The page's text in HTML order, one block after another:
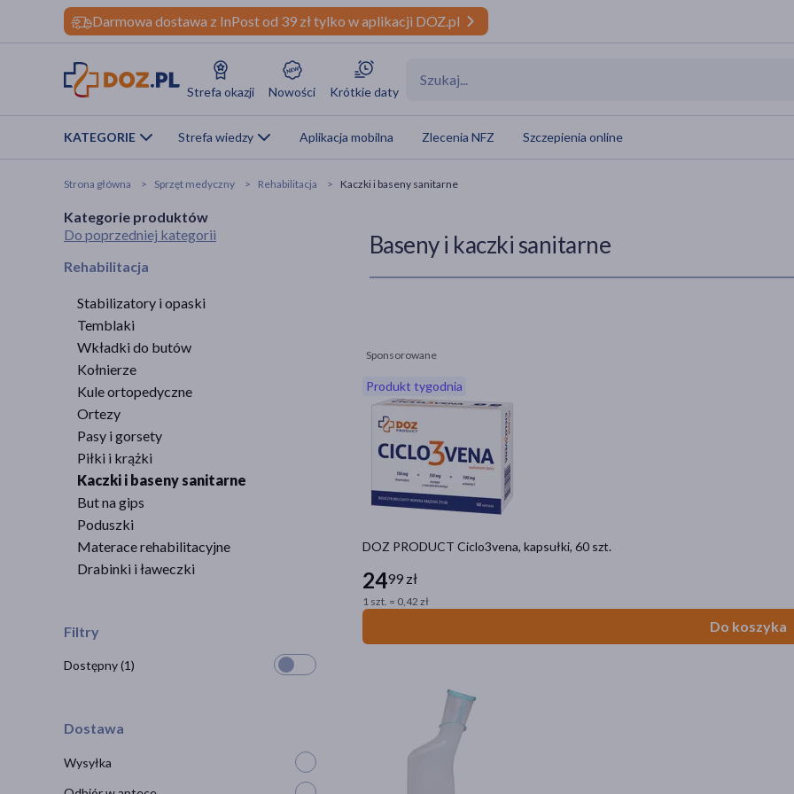
Darmowa dostawa z InPost od 39 zł tylko w aplikacji DOZ.pl
Strefa okazji Nowości Krótkie daty
KATEGORIE Strefa wiedzy Aplikacja mobilna Zlecenia NFZ Szczepienia online
Strona główna Sprzęt medyczny Rehabilitacja Kaczki i baseny sanitarne
Baseny i kaczki sanitarne
Sponsorowane
Produkt tygodnia
DOZ PRODUCT Ciclo3vena, kapsułki, 60 szt.
2499 zł
1 szt. = 0,42 zł
Do koszyka
Kategorie produktów
Do poprzedniej kategorii
Rehabilitacja
Stabilizatory i opaski
Temblaki
Wkładki do butów
Kołnierze
Kule ortopedyczne
Ortezy
Pasy i gorsety
Piłki i krążki
Kaczki i baseny sanitarne
But na gips
Poduszki
Materace rehabilitacyjne
Drabinki i ławeczki
Filtry
Dostępny(1)
Dostawa
Wysyłka